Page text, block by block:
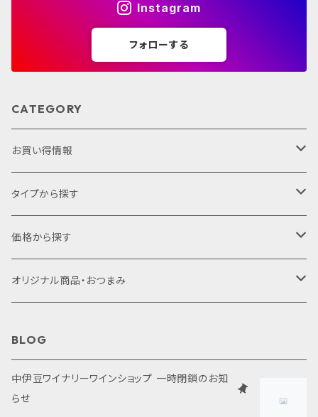
Instagram
フォローする
CATEGORY
お買い得情報
セット商品
ギフトセット
タイプから探す
プレミアムシリーズ
サクラアワード2022
価格から探す
1,000円未満
オリジナル商品・おつまみ
BLOG
中伊豆ワイナリーワインショップ 一時閉鎖のお知
らせ